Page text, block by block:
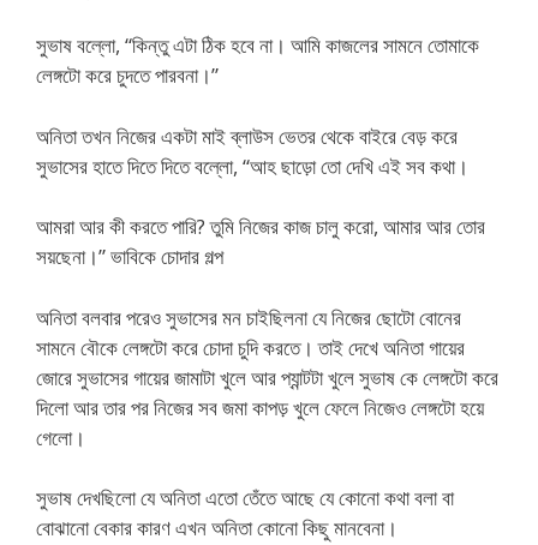
সুভাষ বল্লো, “কিন্তু এটা ঠিক হবে না। আমি কাজলের সামনে তোমাকে
লেঙ্গটো করে চুদতে পারবনা।”
অনিতা তখন নিজের একটা মাই ব্লাউস ভেতর থেকে বাইরে বেড় করে
সুভাসের হাতে দিতে দিতে বল্লো, “আহ ছাড়ো তো দেখি এই সব কথা।
আমরা আর কী করতে পারি? তুমি নিজের কাজ চালু করো, আমার আর তোর
সয়ছেনা।” ভাবিকে চোদার গল্প
অনিতা বলবার পরেও সুভাসের মন চাইছিলনা যে নিজের ছোটো বোনের
সামনে বৌকে লেঙ্গটো করে চোদা চুদি করতে। তাই দেখে অনিতা গায়ের
জোরে সুভাসের গায়ের জামাটা খুলে আর প্যান্টটা খুলে সুভাষ কে লেঙ্গটো করে
দিলো আর তার পর নিজের সব জমা কাপড় খুলে ফেলে নিজেও লেঙ্গটো হয়ে
গেলো।
সুভাষ দেখছিলো যে অনিতা এতো তেঁতে আছে যে কোনো কথা বলা বা
বোঝানো বেকার কারণ এখন অনিতা কোনো কিছু মানবেনা।